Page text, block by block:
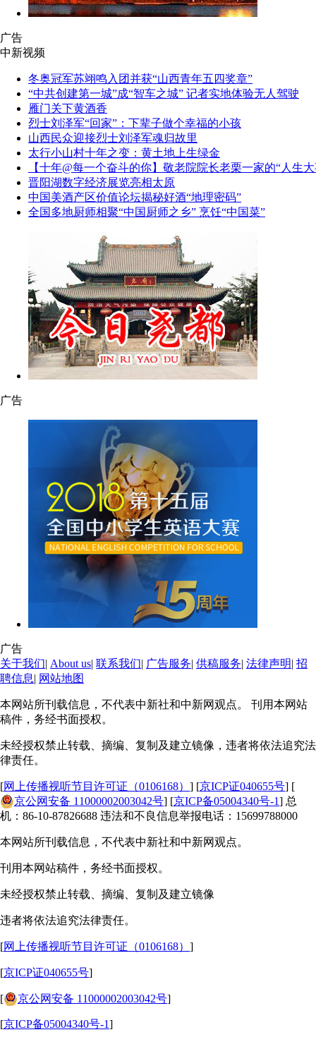
广告
中新视频
冬奥冠军苏翊鸣入团并获“山西青年五四奖章”
“中共创建第一城”成“智车之城” 记者实地体验无人驾驶
雁门关下黄酒香
烈士刘泽军“回家”：下辈子做个幸福的小孩
山西民众迎接烈士刘泽军魂归故里
太行小山村十年之变：黄土地上生绿金
【十年@每一个奋斗的你】敬老院院长老栗一家的“人生大
晋阳湖数字经济展览亮相太原
中国美酒产区价值论坛揭秘好酒“地理密码”
全国多地厨师相聚“中国厨师之乡” 烹饪“中国菜”
广告
广告
关于我们| About us| 联系我们| 广告服务| 供稿服务| 法律声明| 招
聘信息| 网站地图
本网站所刊载信息，不代表中新社和中新网观点。 刊用本网站
稿件，务经书面授权。
未经授权禁止转载、摘编、复制及建立镜像，违者将依法追究法
律责任。
[网上传播视听节目许可证（0106168） ] [京ICP证040655号] [
京公网安备 11000002003042号] [京ICP备05004340号-1] 总
机：86-10-87826688 违法和不良信息举报电话：15699788000
本网站所刊载信息，不代表中新社和中新网观点。
刊用本网站稿件，务经书面授权。
未经授权禁止转载、摘编、复制及建立镜像
违者将依法追究法律责任。
[网上传播视听节目许可证（0106168） ]
[京ICP证040655号]
[ 京公网安备 11000002003042号]
[京ICP备05004340号-1]